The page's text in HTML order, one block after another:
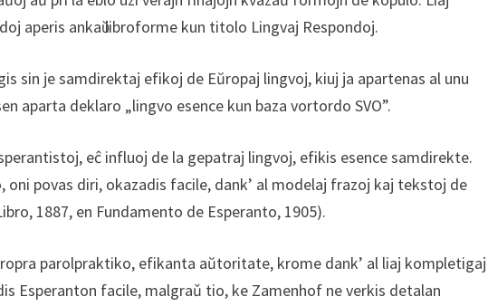
aperis ankaῠ libroforme kun titolo Lingvaj Respondoj.
sin je samdirektaj efikoj de Eŭropaj lingvoj, kiuj ja apartenas al unu
aparta deklaro „lingvo esence kun baza vortordo SVO”.
eĉ influoj de la gepatraj lingvoj, efikis esence samdirekte.
povas diri, okazadis facile, dank’ al modelaj frazoj kaj tekstoj de
1887, en Fundamento de Esperanto, 1905).
parolpraktiko, efikanta aŭtoritate, krome dank’ al liaj kompletigaj
Esperanton facile, malgraǔ tio, ke Zamenhof ne verkis detalan